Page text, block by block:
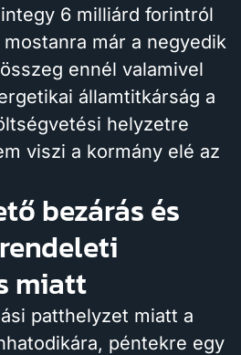
6 milliárd forintról
már a negyedik
ennél valamivel
államtitkárság a
helyzetre
viszi a kormány elé az
bezárás és
miatt
patthelyzet miatt a
péntekre egy